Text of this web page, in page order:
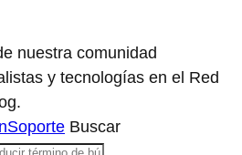
nuestra comunidad
y tecnologías en el Red
Soporte Buscar